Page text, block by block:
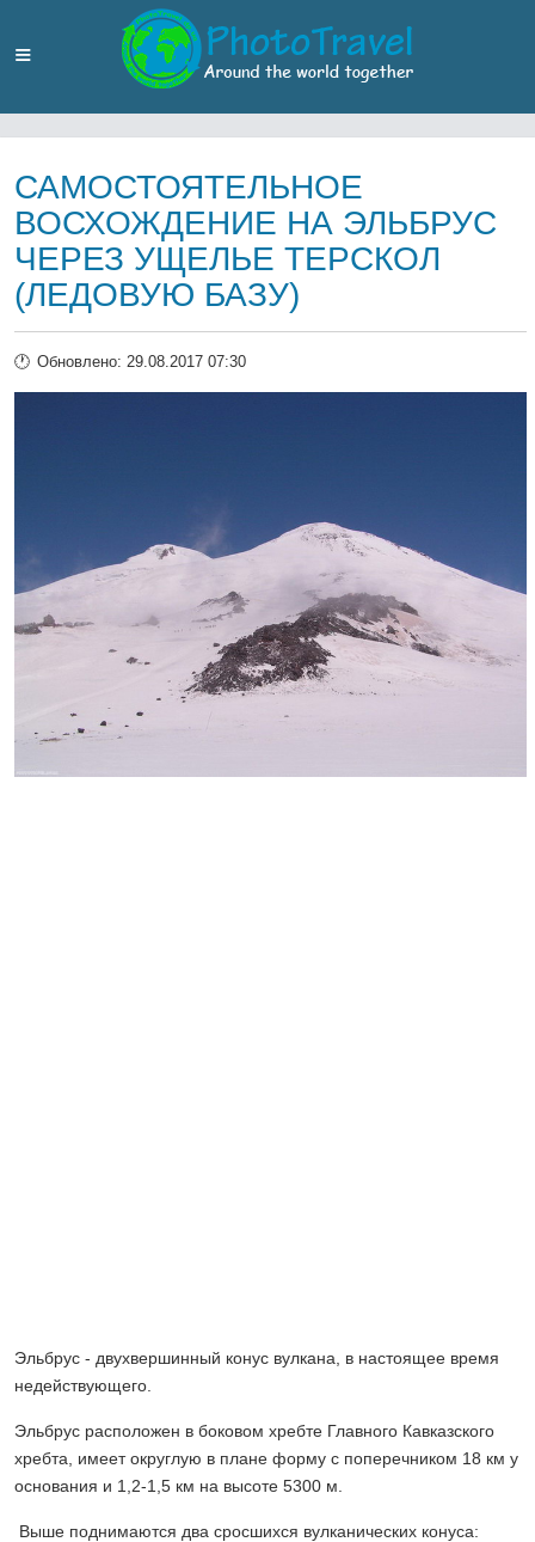
САМОСТОЯТЕЛЬНОЕ
ВОСХОЖДЕНИЕ НА ЭЛЬБРУС
ЧЕРЕЗ УЩЕЛЬЕ ТЕРСКОЛ
(ЛЕДОВУЮ БАЗУ)
Обновлено: 29.08.2017 07:30
Эльбрус - двухвершинный конус вулкана, в настоящее время
недействующего.
Эльбрус расположен в боковом хребте Главного Кавказского
хребта, имеет округлую в плане форму с поперечником 18 км у
основания и 1,2-1,5 км на высоте 5300 м.
Выше поднимаются два сросшихся вулканических конуса: